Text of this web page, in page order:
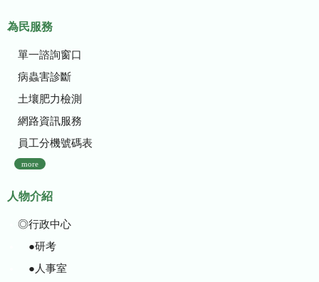
為民服務
單一諮詢窗口
病蟲害診斷
土壤肥力檢測
網路資訊服務
員工分機號碼表
more
人物介紹
◎行政中心
●研考
●人事室